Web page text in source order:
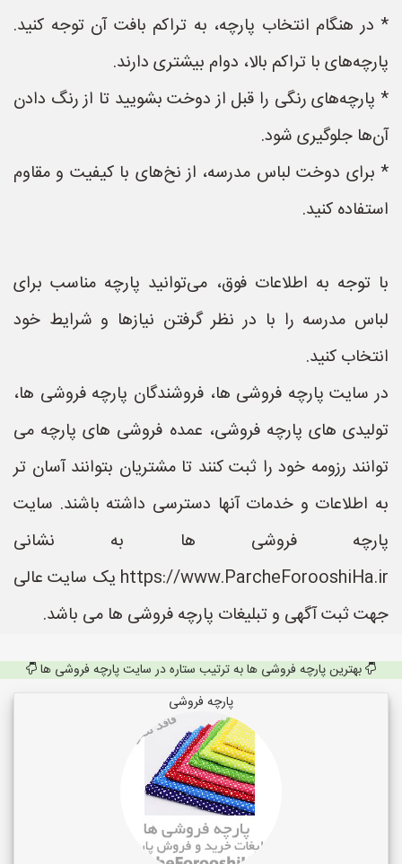
* در هنگام انتخاب پارچه، به تراکم بافت آن توجه کنید.
پارچه‌های با تراکم بالا، دوام بیشتری دارند.
* پارچه‌های رنگی را قبل از دوخت بشویید تا از رنگ دادن
آن‌ها جلوگیری شود.
* برای دوخت لباس مدرسه، از نخ‌های با کیفیت و مقاوم
استفاده کنید.
با توجه به اطلاعات فوق، می‌توانید پارچه مناسب برای
لباس مدرسه را با در نظر گرفتن نیازها و شرایط خود
انتخاب کنید.
در سایت پارچه فروشی ها، فروشندگان پارچه فروشی ها،
تولیدی های پارچه فروشی، عمده فروشی های پارچه می
توانند رزومه خود را ثبت کنند تا مشتریان بتوانند آسان تر
به اطلاعات و خدمات آنها دسترسی داشته باشند. سایت
پارچه فروشی ها به نشانی
https://www.ParcheForooshiHa.ir یک سایت عالی
جهت ثبت آگهی و تبلیغات پارچه فروشی ها می باشد.
بهترین پارچه فروشی ها به ترتیب ستاره در سایت پارچه فروشی ها
پارچه فروشی